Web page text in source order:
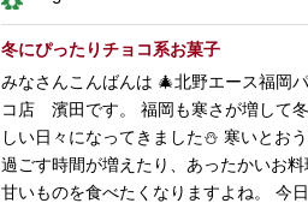
冬にぴったりチョコ系お菓子
みなさんこんばんは 🎄北野エース福岡
コ店 濱田です。 福岡も寒さが増して
しい日々になってきました⛄️ 寒いとお
過ごす時間が増えたり、あったかいお料
甘いものを食べたくなりますよね。 今